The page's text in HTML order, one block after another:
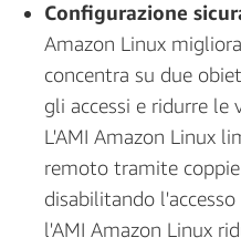
Configurazione
Amazon Linux
concentra su due
gli accessi e ridurre
L'AMI Amazon Linux
remoto tramite
disabilitando
l'AMI Amazon Linux